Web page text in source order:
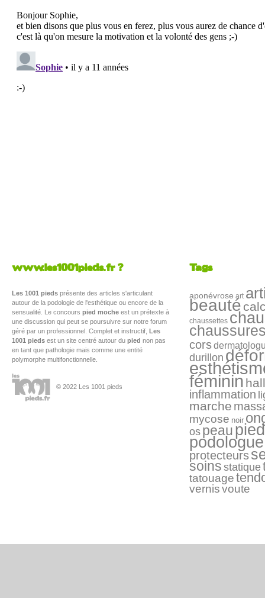
www.les1001pieds.fr ?
Les 1001 pieds présente des articles s'articulant
autour de la podologie de l'esthétique ou encore de la
sensualité. Le concours pied moche est un prétexte à
une discussion qui peut se poursuivre sur notre forum
géré par un professionnel. Complet et instructif, Les
1001 pieds est un site centré autour du pied non pas
en tant que pathologie mais comme une entité
polymorphe multifonctionnelle.
© 2022 Les 1001 pieds
Tags
aponévrose art
beauté
chaussettes
cors
durillon
féminin
inflammation
marche
mycose noir
ospeaupied
podologue
protecteurs
soins statique
tatouage
vernisvoute